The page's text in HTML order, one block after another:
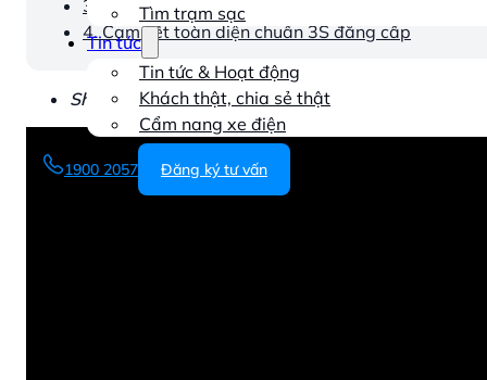
Tìm trạm sạc
Tin tức
Tin tức & Hoạt động
Khách thật, chia sẻ thật
Cẩm nang xe điện
1900 2057 Đăng ký tư vấn
3. Tâm điểm chú ý: Màn ra mắt đặc biệt của
4. Cam kết toàn diện chuẩn 3S đẳng cấp
Showroom 3S VFX Thủ Đức toạ lạc tại: 50 Nguyễn